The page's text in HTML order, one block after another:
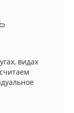
видах